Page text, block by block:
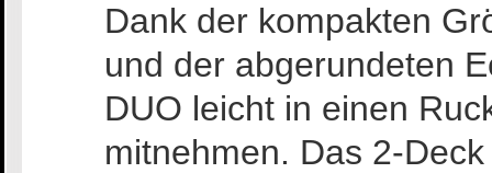
Dank der kompakten
und der abgerundeten
DUO leicht in einen
mitnehmen. Das 2-